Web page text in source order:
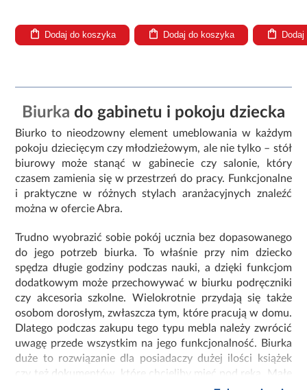
Dodaj do koszyka Dodaj do koszyka
Biurka do gabinetu i pokoju dziecka
Biurko to nieodzowny element umeblowania w każdym
pokoju dziecięcym czy młodzieżowym, ale nie tylko – stół
biurowy może stanąć w gabinecie czy salonie, który
czasem zamienia się w przestrzeń do pracy. Funkcjonalne
i praktyczne w różnych stylach aranżacyjnych znaleźć
można w ofercie Abra.
Trudno wyobrazić sobie pokój ucznia bez dopasowanego
do jego potrzeb biurka. To właśnie przy nim dziecko
spędza długie godziny podczas nauki, a dzięki funkcjom
dodatkowym może przechowywać w biurku podręczniki
czy akcesoria szkolne. Wielokrotnie przydają się także
osobom dorosłym, zwłaszcza tym, które pracują w domu.
Dlatego podczas zakupu tego typu mebla należy zwrócić
uwagę przede wszystkim na jego funkcjonalność. Biurka
duże to rozwiązanie dla posiadaczy dużej ilości książek
czy też dokumentów, które chcieliby mieć pod ręką. Małe